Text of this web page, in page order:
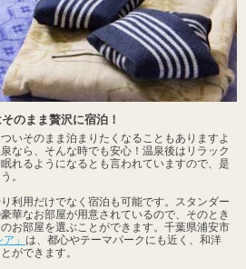
のまま贅沢に宿泊！
いそのまま泊まりたくなることもありますよ
なら、そんな時でも安心！温泉後はリラック
れるようになるとも言われていますので、是
。
利用だけでなく宿泊も可能です。スタンダー
華なお部屋が用意されているので、そのとき
お部屋を選ぶことができます。千葉県浦安市
」 は、都心やテーマパークにも近く、和洋
ができます。